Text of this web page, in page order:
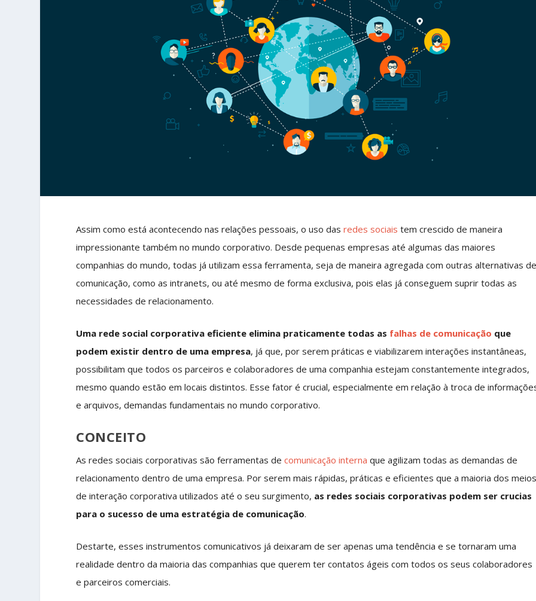
Assim como está acontecendo nas relações pessoais, o uso dasredes sociais tem crescido de maneira
impressionante também no mundo corporativo. Desde pequenas empresas até algumas das maiores
companhias do mundo, todas já utilizam essa ferramenta, seja de maneira agregada com outras alternativas
comunicação, como as intranets, ou até mesmo de forma exclusiva, pois elas já conseguem suprir todas as
necessidades de relacionamento.
Uma rede social corporativa eficiente elimina praticamente todas as falhas de comunicação que
podem existir dentro de uma empresa, já que, por serem práticas e viabilizarem interações instantâneas,
possibilitam que todos os parceiros e colaboradores de uma companhia estejam constantemente integrados,
mesmo quando estão em locais distintos. Esse fator é crucial, especialmente em relação à troca de
e arquivos, demandas fundamentais no mundo corporativo.
CONCEITO
As redes sociais corporativas são ferramentas decomunicação interna que agilizam todas as demandas de
relacionamento dentro de uma empresa. Por serem mais rápidas, práticas e eficientes que a maioria dos
de interação corporativa utilizados até o seu surgimento, as redes sociais corporativas podem ser crucias
para o sucesso de uma estratégia de comunicação.
Destarte, esses instrumentos comunicativos já deixaram de ser apenas uma tendência e se tornaram uma
realidade dentro da maioria das companhias que querem ter contatos ágeis com todos os seus colaboradores
e parceiros comerciais.